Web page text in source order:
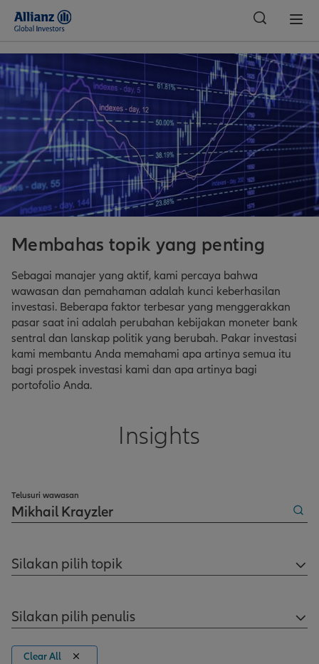
Indonesia
Membahas topik yang penting
Sebagai manajer yang aktif, kami percaya bahwa
wawasan dan pemahaman adalah kunci keberhasilan
investasi. Beberapa faktor terbesar yang menggerakkan
pasar saat ini adalah perubahan kebijakan moneter bank
sentral dan lanskap politik yang berubah. Pakar investasi
kami membantu Anda memahami apa artinya semua itu
bagi prospek investasi kami dan apa artinya bagi
portofolio Anda.
Insights
Telusuri wawasan
Silakan pilih topik
Silakan pilih penulis
Clear All